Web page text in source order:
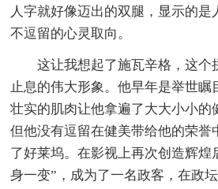
人字就好像迈出的双腿，显示的是
不逗留的心灵取向。
这让我想起了施瓦辛格，这个
止息的伟大形象。他早年是举世瞩
壮实的肌肉让他拿遍了大大小小的
但他没有逗留在健美带给他的荣誉
了好莱坞。在影视上再次创造辉煌
身一变”，成为了一名政客，在政